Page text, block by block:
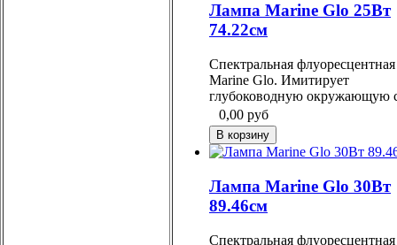
Лампа Marine Glo 25Вт
74.22см
Спектральная
Marine Glo. Имитирует
глубоководную окружающую
0,00 руб
Лампа Marine Glo 30Вт
89.46см
Спектральная